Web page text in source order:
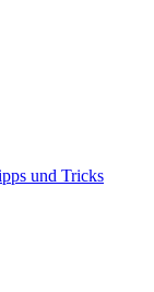
und Tricks